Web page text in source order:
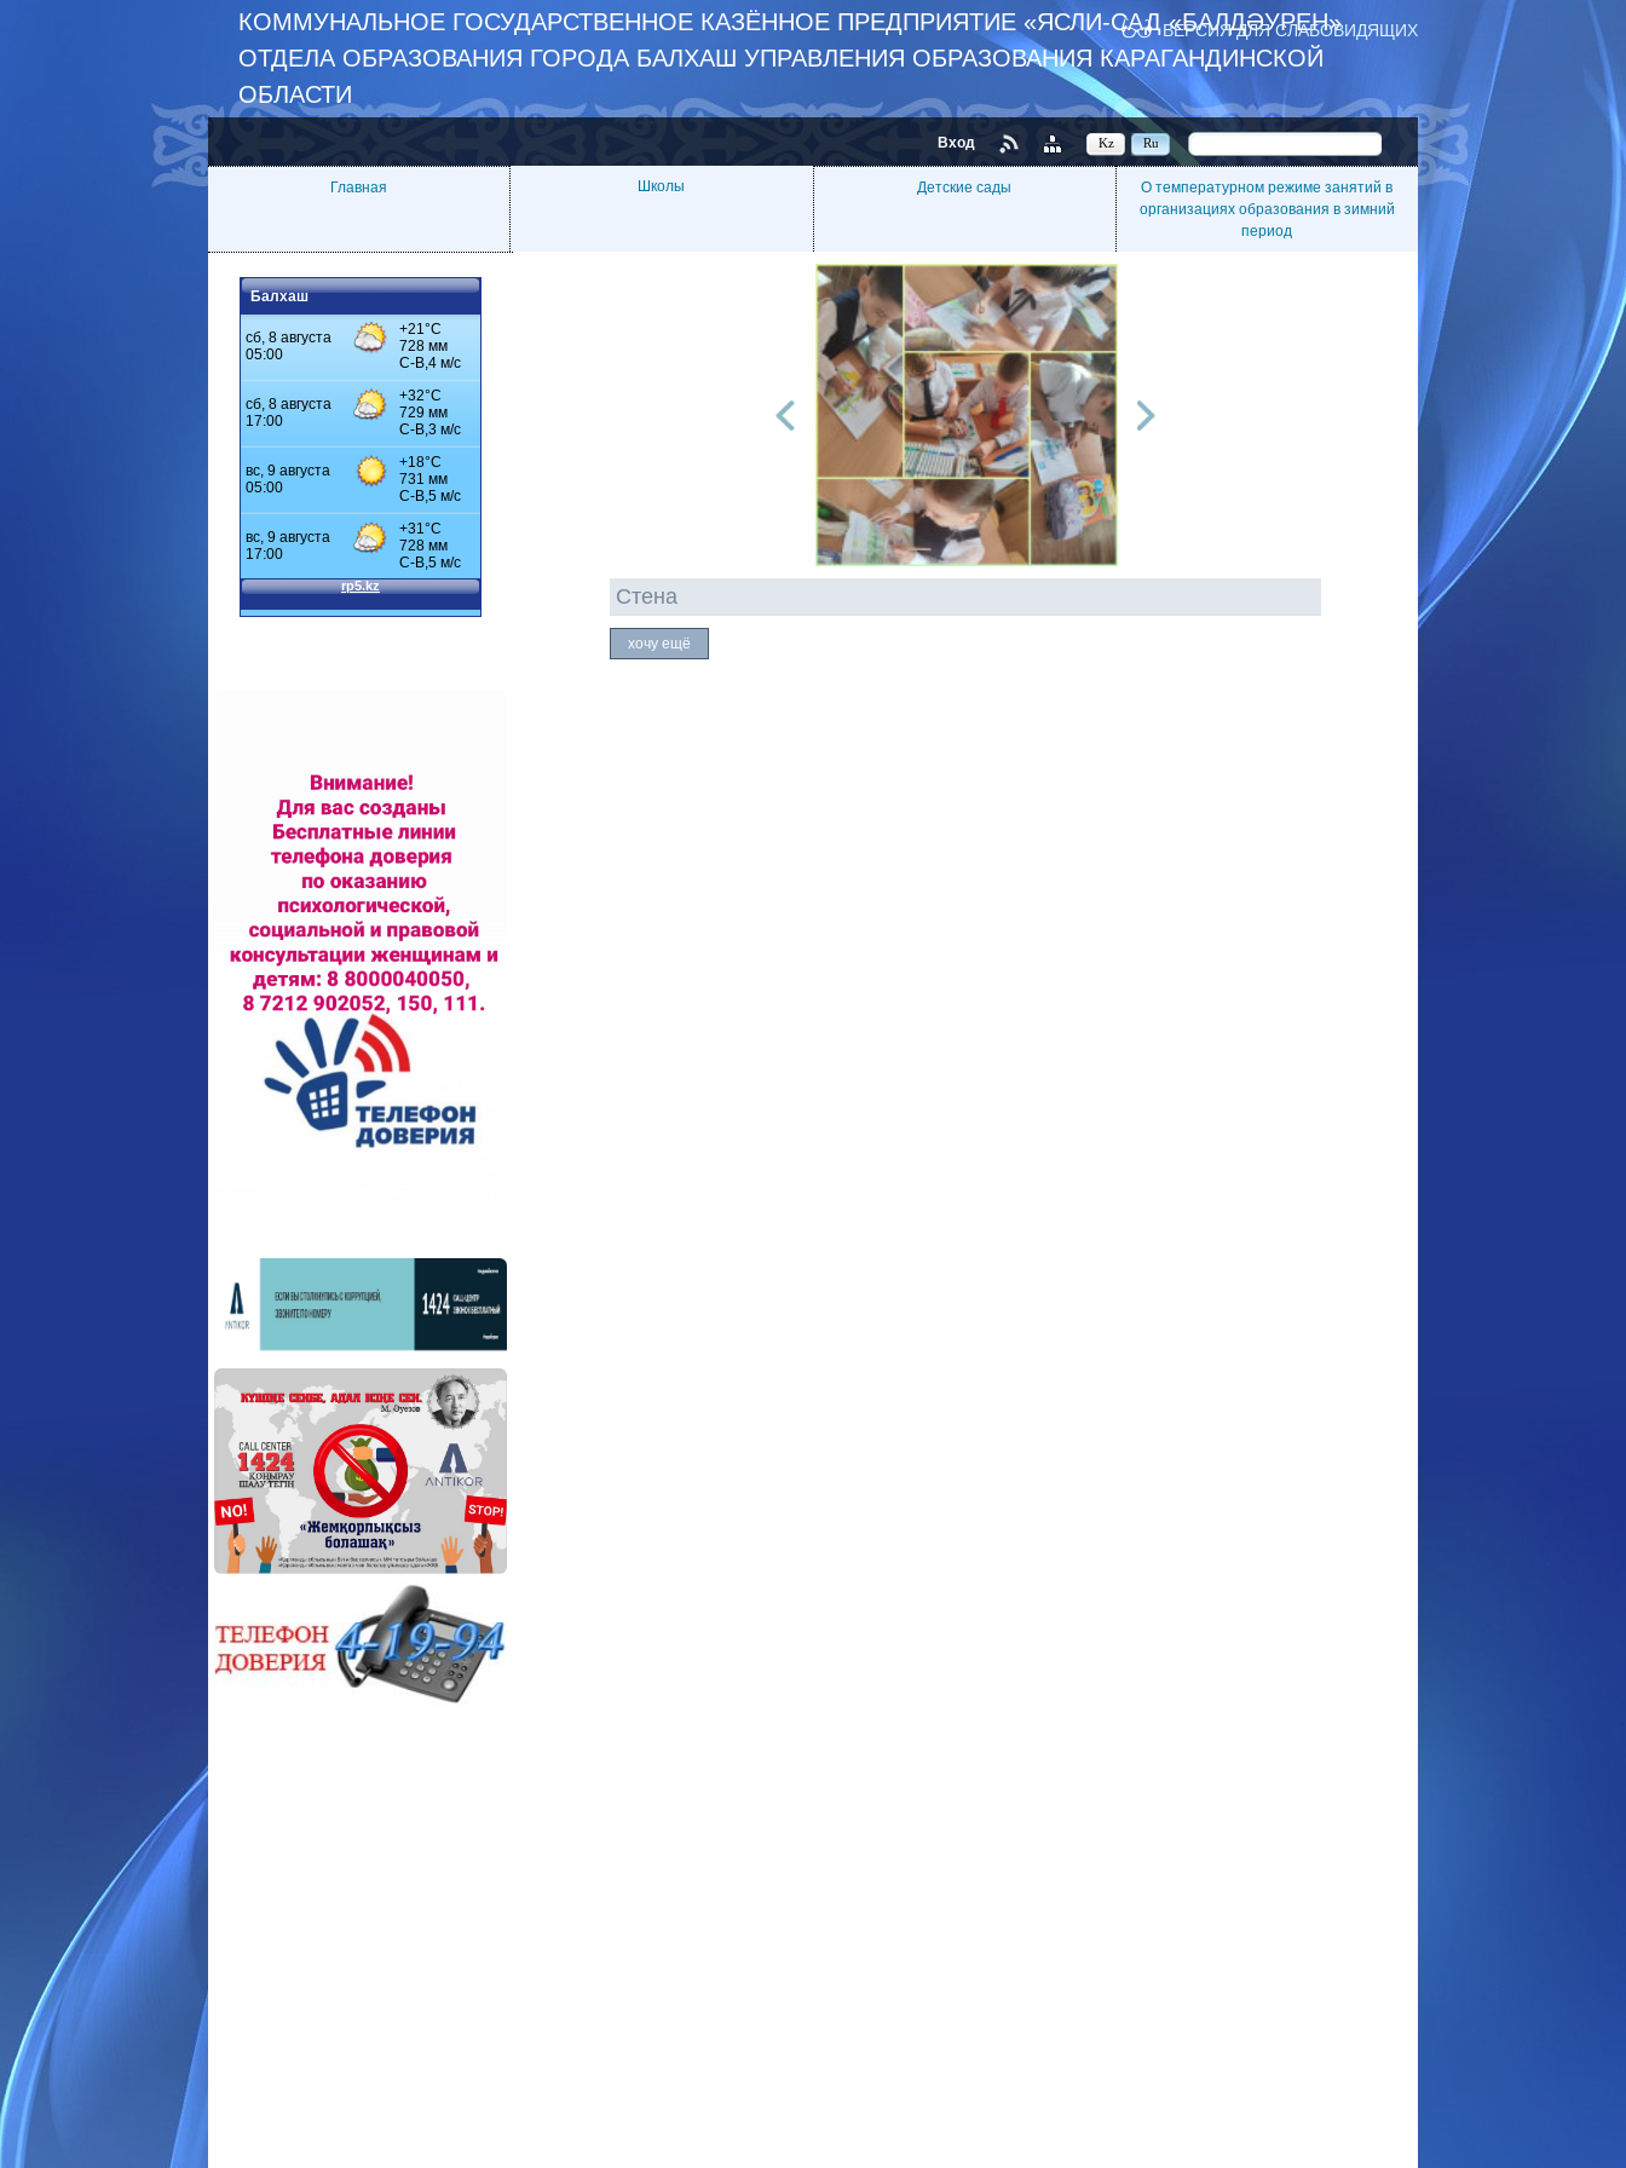
КОММУНАЛЬНОЕ ГОСУДАРСТВЕННОЕ КАЗЁННОЕ ПРЕДПРИЯТИЕ «ЯСЛИ-САД «БАЛДӘУРЕН»
ОТДЕЛА ОБРАЗОВАНИЯ ГОРОДА БАЛХАШ УПРАВЛЕНИЯ ОБРАЗОВАНИЯ КАРАГАНДИНСКОЙ
ОБЛАСТИ
ВЕРСИЯ ДЛЯ СЛАБОВИДЯЩИХ
Ru
Kz
Вход
Главная Школы Детские сады
О температурном режиме занятий в
организациях образования в зимний
период
Балхаш
Стена
хочу ещё